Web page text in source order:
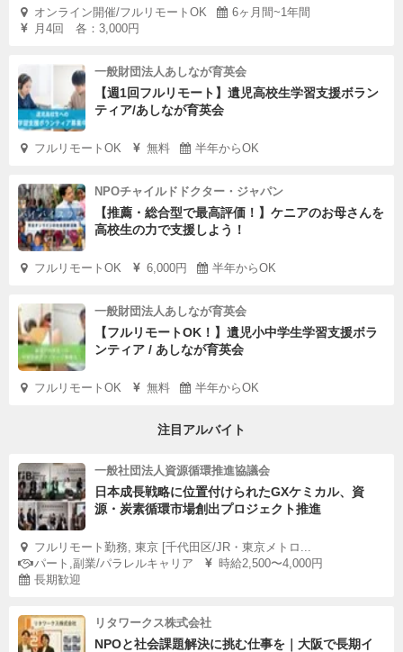
オンライン開催/フルリモートOK
6ヶ月間~1年間
月4回 各：3,000円
一般財団法人あしなが育英会
【週1回フルリモート】遺児高校生学習支援ボラン
ティア/あしなが育英会
フルリモートOK 無料 半年からOK
NPOチャイルドドクター・ジャパン
【推薦・総合型で最高評価！】ケニアのお母さんを
高校生の力で支援しよう！
フルリモートOK 6,000円 半年からOK
一般財団法人あしなが育英会
【フルリモートOK！】遺児小中学生学習支援ボラ
ンティア / あしなが育英会
フルリモートOK 無料 半年からOK
注目アルバイト
一般社団法人資源循環推進協議会
日本成長戦略に位置付けられたGXケミカル、資
源・炭素循環市場創出プロジェクト推進
フルリモート勤務, 東京 [千代田区/JR・東京メトロ...
パート,副業/パラレルキャリア
時給2,500〜4,000円
長期歓迎
リタワークス株式会社
NPOと社会課題解決に挑む仕事を｜大阪で長期イ